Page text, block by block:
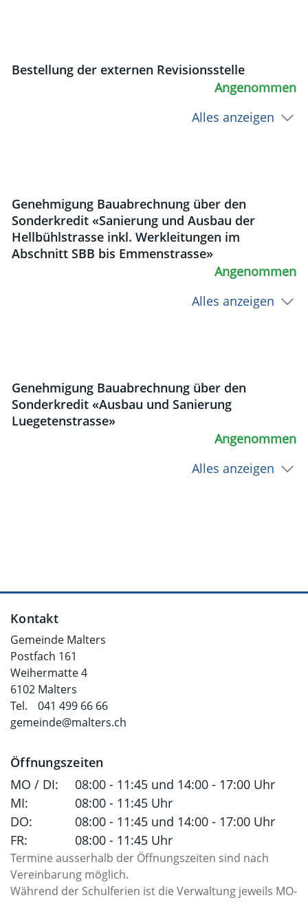
Bestellung der externen Revisionsstelle
Angenommen
Alles anzeigen
Genehmigung Bauabrechnung über den
Sonderkredit «Sanierung und Ausbau der
Hellbühlstrasse inkl. Werkleitungen im
Abschnitt SBB bis Emmenstrasse»
Angenommen
Alles anzeigen
Genehmigung Bauabrechnung über den
Sonderkredit «Ausbau und Sanierung
Luegetenstrasse»
Angenommen
Alles anzeigen
Fusszeile
Kontakt
Gemeinde Malters
Postfach 161
Weihermatte 4
6102 Malters
Tel.
041 499 66 66
gemeinde@malters.ch
Öffnungszeiten
MO / DI:
08:00 - 11:45 und 14:00 - 17:00 Uhr
MI:
08:00 - 11:45 Uhr
DO:
08:00 - 11:45 und 14:00 - 17:00 Uhr
FR:
08:00 - 11:45 Uhr
Termine ausserhalb der Öffnungszeiten sind nach
Vereinbarung möglich.
Während der Schulferien ist die Verwaltung jeweils MO-